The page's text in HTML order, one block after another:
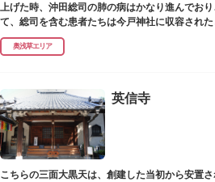
上げた時、沖田総司の肺の病はかなり進んでお
て、総司を含む患者たちは今戸神社に収容された
奥浅草エリア
英信寺
こちらの三面大黒天は、創建した当初から安置